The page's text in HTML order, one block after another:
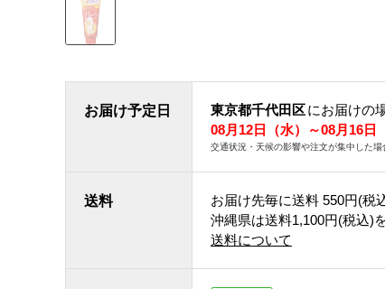
お届け予定日 東京都千代田区にお届けの
08月12日（水）～08月16日
交通状況・天候の影響や注文が集中した
送料 お届け先毎に送料 550円(税
沖縄県は送料1,100円(税込)
送料について